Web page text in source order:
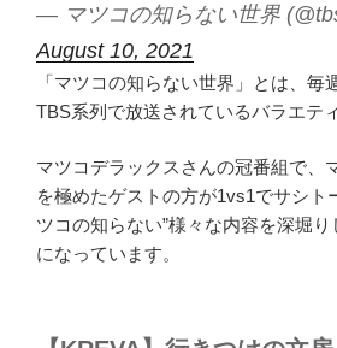
— マツコの知らない世界
August 10, 2021
「マツコの知らない世界」とは、毎
TBS系列で放送されているバラエテ
マツコデラックスさんの冠番組で、
を極めたゲストの方が1vs1でサシト
ツコの知らない”様々な内容を深堀
になっています。